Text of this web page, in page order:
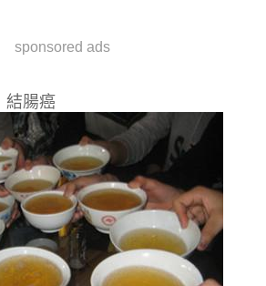
sponsored ads
腸癌